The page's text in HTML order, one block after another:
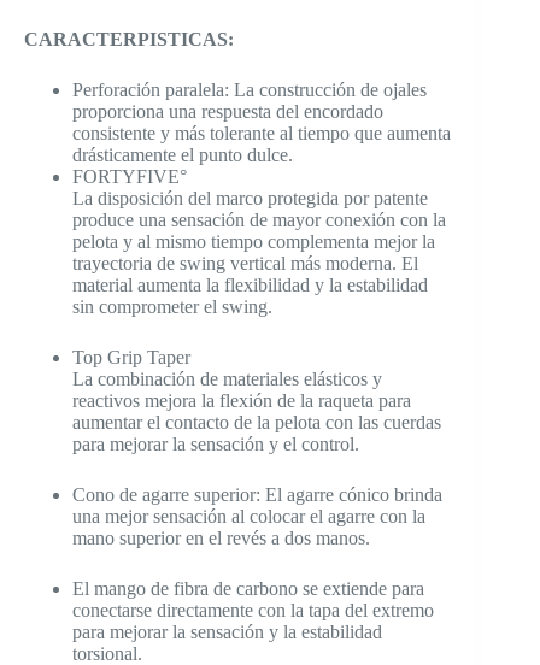
CARACTERPISTICAS:
Perforación paralela: La construcción de ojales
proporciona una respuesta del encordado
consistente y más tolerante al tiempo que aumenta
drásticamente el punto dulce.
FORTYFIVE°
La disposición del marco protegida por patente
produce una sensación de mayor conexión con la
pelota y al mismo tiempo complementa mejor la
trayectoria de swing vertical más moderna. El
material aumenta la flexibilidad y la estabilidad
sin comprometer el swing.
Top Grip Taper
La combinación de materiales elásticos y
reactivos mejora la flexión de la raqueta para
aumentar el contacto de la pelota con las cuerdas
para mejorar la sensación y el control.
Cono de agarre superior: El agarre cónico brinda
una mejor sensación al colocar el agarre con la
mano superior en el revés a dos manos.
El mango de fibra de carbono se extiende para
conectarse directamente con la tapa del extremo
para mejorar la sensación y la estabilidad
torsional.